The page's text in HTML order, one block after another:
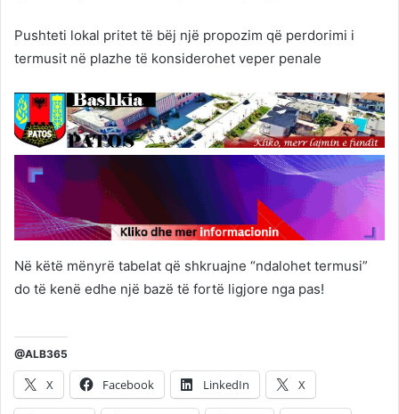
Pushteti lokal pritet të bëj një propozim që perdorimi i
termusit në plazhe të konsiderohet veper penale
Në këtë mënyrë tabelat që shkruajne “ndalohet termusi”
do të kenë edhe një bazë të fortë ligjore nga pas!
@ALB365
X Facebook LinkedIn X